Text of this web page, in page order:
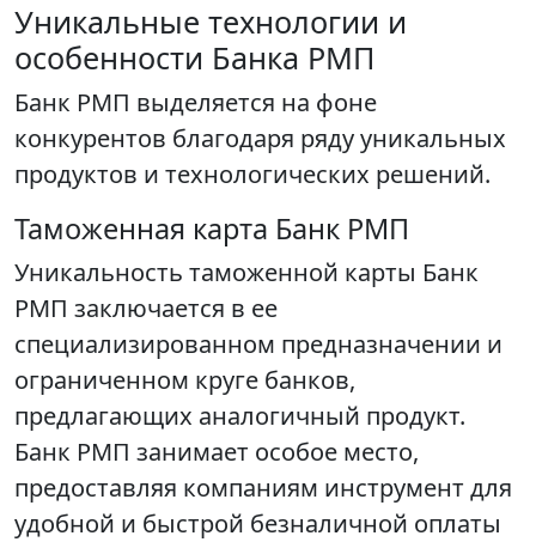
Уникальные технологии и
особенности Банка РМП
Банк РМП выделяется на фоне
конкурентов благодаря ряду уникальных
продуктов и технологических решений.
Таможенная карта Банк РМП
Уникальность таможенной карты Банк
РМП заключается в ее
специализированном предназначении и
ограниченном круге банков,
предлагающих аналогичный продукт.
Банк РМП занимает особое место,
предоставляя компаниям инструмент для
удобной и быстрой безналичной оплаты